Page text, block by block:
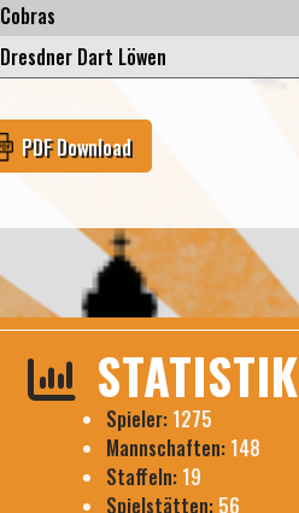
Cobras
Dresdner Dart Löwen
PDF Download
STATISTIK
Spieler:1275
Mannschaften:148
Staffeln:19
Spielstätten:56